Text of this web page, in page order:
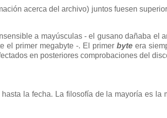
acerca del archivo) juntos fuesen
a mayúsculas - el gusano dañaba el
el primer megabyte -. El primer byte era
en posteriores comprobaciones del
la fecha. La filosofía de la mayoría es la